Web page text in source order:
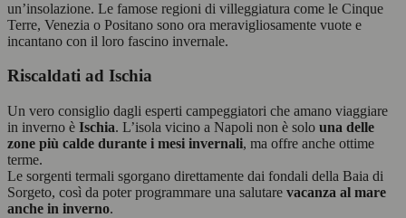
un’insolazione. Le famose regioni di villeggiatura come le Cinque
Terre, Venezia o Positano sono ora meravigliosamente vuote e
incantano con il loro fascino invernale.
Riscaldati ad Ischia
Un vero consiglio dagli esperti campeggiatori che amano viaggiare
in inverno è Ischia. L’isola vicino a Napoli non è solo una delle
zone più calde durante i mesi invernali, ma offre anche ottime
terme.
Le sorgenti termali sgorgano direttamente dai fondali della Baia di
Sorgeto, così da poter programmare una salutare vacanza al mare
anche in inverno.